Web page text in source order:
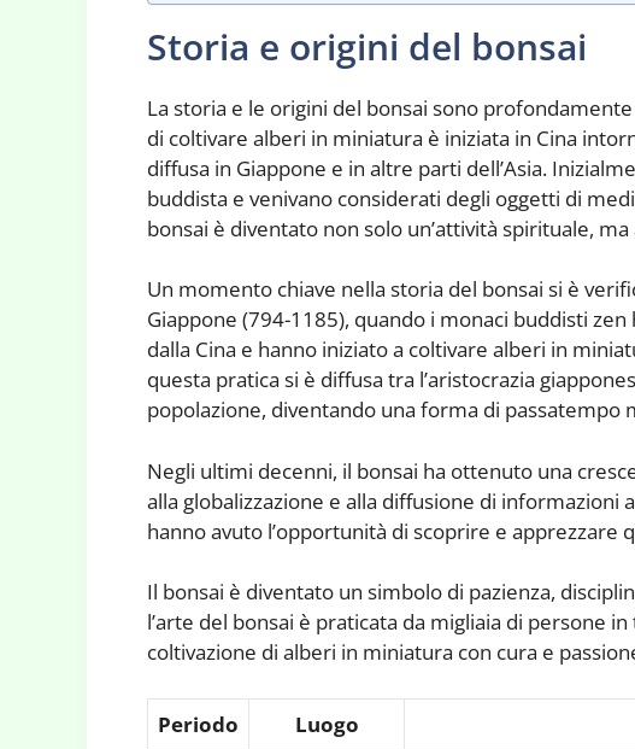
Storia e origini del bonsai
La storia e le origini del bonsai sono
di coltivare alberi in miniatura è iniziata in Cina
diffusa in Giappone e in altre parti dell’Asia.
buddista e venivano considerati degli oggetti di
bonsai è diventato non solo un’attività spirituale, ma
Un momento chiave nella storia del bonsai si è
Giappone (794-1185), quando i monaci buddisti
dalla Cina e hanno iniziato a coltivare alberi in
questa pratica si è diffusa tra l’aristocrazia
popolazione, diventando una forma di passatempo
Negli ultimi decenni, il bonsai ha ottenuto una
alla globalizzazione e alla diffusione di
hanno avuto l’opportunità di scoprire e apprezzare
Il bonsai è diventato un simbolo di pazienza,
l’arte del bonsai è praticata da migliaia di persone
coltivazione di alberi in miniatura con cura e
Periodo Luogo